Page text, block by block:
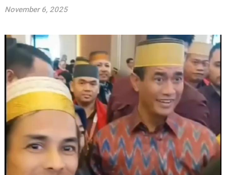
November 6, 2025